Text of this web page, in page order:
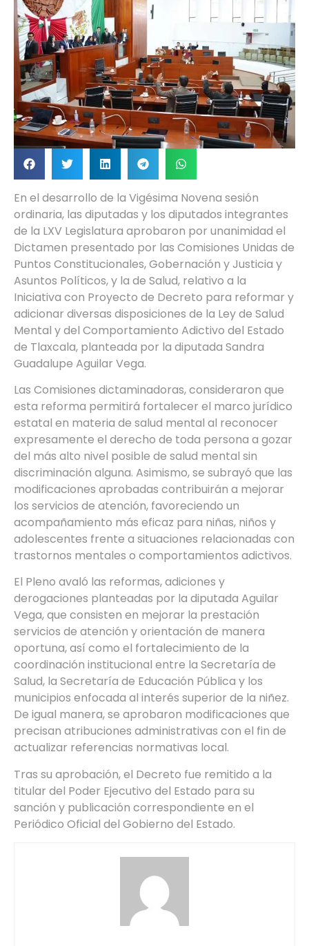
En el desarrollo de la Vigésima Novena sesión
ordinaria, las diputadas y los diputados integrantes
de la LXV Legislatura aprobaron por unanimidad el
Dictamen presentado por las Comisiones Unidas de
Puntos Constitucionales, Gobernación y Justicia y
Asuntos Políticos, y la de Salud, relativo a la
Iniciativa con Proyecto de Decreto para reformar y
adicionar diversas disposiciones de la Ley de Salud
Mental y del Comportamiento Adictivo del Estado
de Tlaxcala, planteada por la diputada Sandra
Guadalupe Aguilar Vega.
Las Comisiones dictaminadoras, consideraron que
esta reforma permitirá fortalecer el marco jurídico
estatal en materia de salud mental al reconocer
expresamente el derecho de toda persona a gozar
del más alto nivel posible de salud mental sin
discriminación alguna. Asimismo, se subrayó que las
modificaciones aprobadas contribuirán a mejorar
los servicios de atención, favoreciendo un
acompañamiento más eficaz para niñas, niños y
adolescentes frente a situaciones relacionadas con
trastornos mentales o comportamientos adictivos.
El Pleno avaló las reformas, adiciones y
derogaciones planteadas por la diputada Aguilar
Vega, que consisten en mejorar la prestación
servicios de atención y orientación de manera
oportuna, así como el fortalecimiento de la
coordinación institucional entre la Secretaría de
Salud, la Secretaría de Educación Pública y los
municipios enfocada al interés superior de la niñez.
De igual manera, se aprobaron modificaciones que
precisan atribuciones administrativas con el fin de
actualizar referencias normativas local.
Tras su aprobación, el Decreto fue remitido a la
titular del Poder Ejecutivo del Estado para su
sanción y publicación correspondiente en el
Periódico Oficial del Gobierno del Estado.